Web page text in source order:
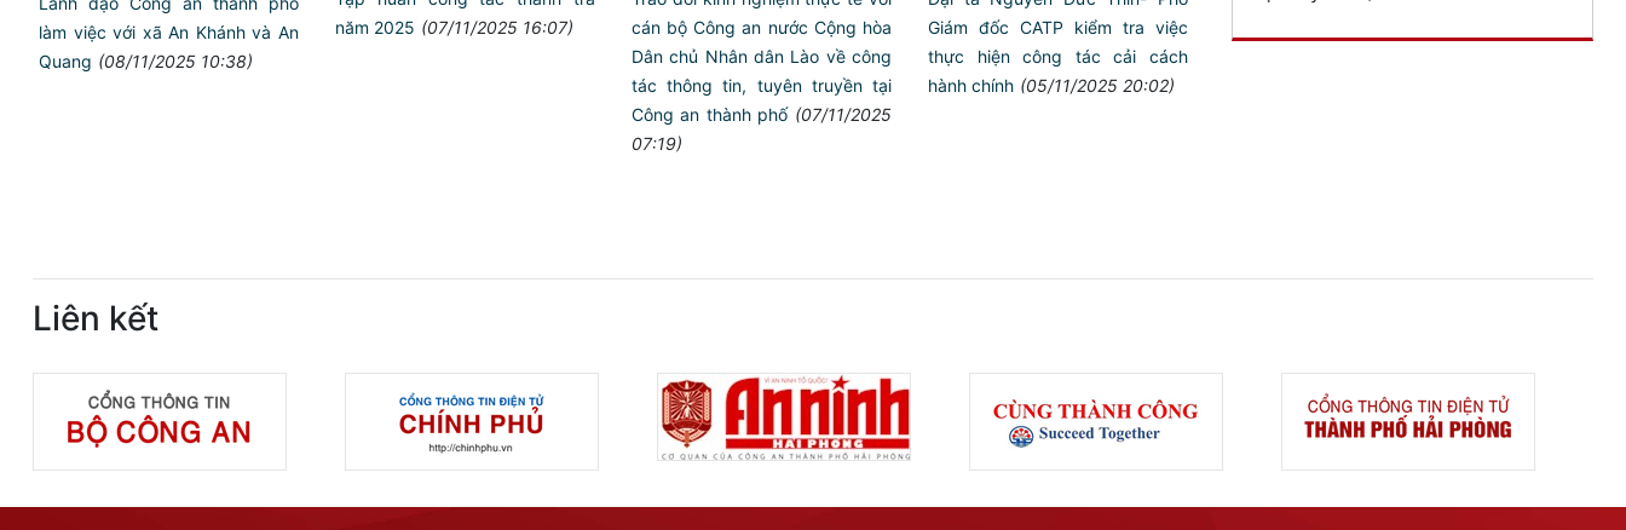
làm việc với xã An Khánh và An
Quang (08/11/2025 10:38)
năm 2025 (07/11/2025 16:07)
cán bộ Công an nước Cộng hòa
Dân chủ Nhân dân Lào về công
tác thông tin, tuyên truyền tại
Công an thành phố (07/11/2025
07:19)
Giám đốc CATP kiểm tra việc
thực hiện công tác cải cách
hành chính (05/11/2025 20:02)
Liên kết